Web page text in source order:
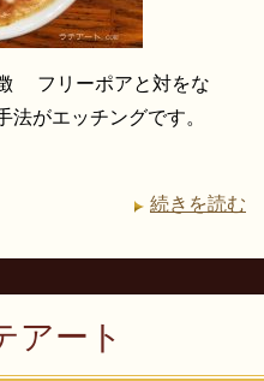
フリーポアと対をな
法がエッチングです。
続きを読む
アート